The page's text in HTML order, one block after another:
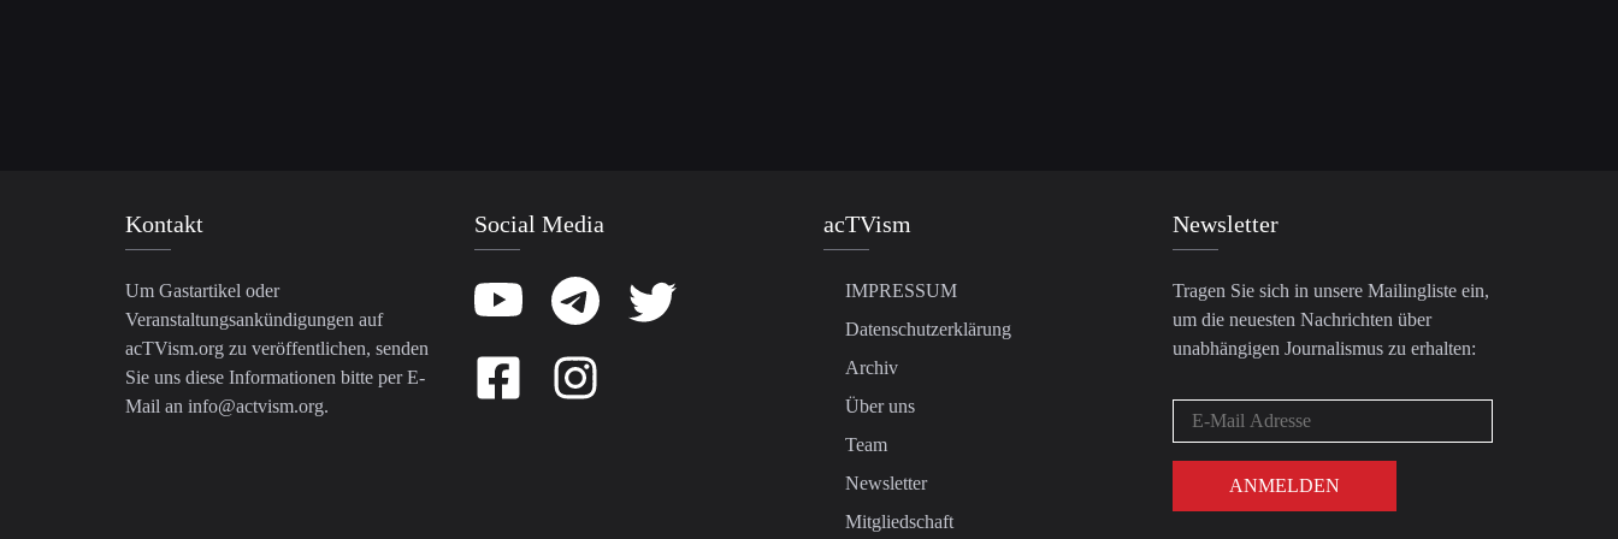
Kontakt
Um Gastartikel oder
Veranstaltungsankündigungen auf
acTVism.org zu veröffentlichen, senden
Sie uns diese Informationen bitte per E-
Mail an info@actvism.org.
Social Media acTVism
IMPRESSUM
Datenschutzerklärung
Archiv
Über uns
Team
Newsletter
Mitgliedschaft
Newsletter
Tragen Sie sich in unsere Mailingliste ein,
um die neuesten Nachrichten über
unabhängigen Journalismus zu erhalten: